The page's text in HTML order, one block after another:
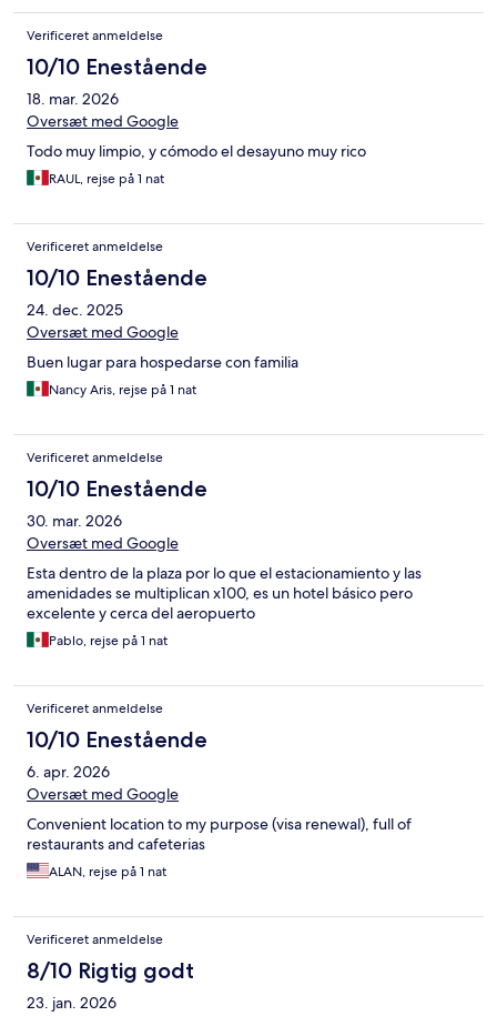
Verificeret anmeldelse
10/10 Enestående
18. mar. 2026
Oversæt med Google
Todo muy limpio, y cómodo el desayuno muy rico
RAUL, rejse på 1 nat
Verificeret anmeldelse
10/10 Enestående
24. dec. 2025
Oversæt med Google
Buen lugar para hospedarse con familia
Nancy Aris, rejse på 1 nat
Verificeret anmeldelse
10/10 Enestående
30. mar. 2026
Oversæt med Google
Esta dentro de la plaza por lo que el estacionamiento y las
amenidades se multiplican x100, es un hotel básico pero
excelente y cerca del aeropuerto
Pablo, rejse på 1 nat
Verificeret anmeldelse
10/10 Enestående
6. apr. 2026
Oversæt med Google
Convenient location to my purpose (visa renewal), full of
restaurants and cafeterias
ALAN, rejse på 1 nat
Verificeret anmeldelse
8/10 Rigtig godt
23. jan. 2026